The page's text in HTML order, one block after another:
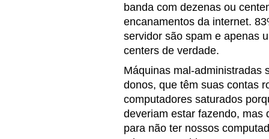
banda com dezenas ou
encanamentos da internet.
servidor são spam e apenas
centers de verdade.
Máquinas mal-administradas
donos, que têm suas contas
computadores saturados
deveriam estar fazendo, mas
para não ter nossos